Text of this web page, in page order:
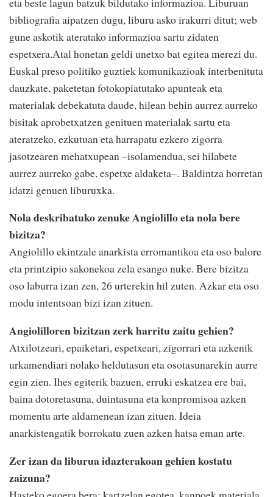
bibliografia aipatzen dugu, liburu asko irakurri ditut; web
gune askotik ateratako informazioa sartu zidaten
espetxera.Atal honetan geldi unetxo bat egitea merezi du.
Euskal preso politiko guztiek komunikazioak interbenituta
dauzkate, paketetan fotokopiatutako apunteak eta
materialak debekatuta daude, hilean behin aurrez aurreko
bisitak aprobetxatzen genituen materialak sartu eta
ateratzeko, ezkutuan eta harrapatu ezkero zigorra
jasotzearen mehatxupean –isolamendua, sei hilabete
aurrez aurreko gabe, espetxe aldaketa–. Baldintza horretan
idatzi genuen liburuxka.
Nola deskribatuko zenuke Angiolillo eta nola bere
bizitza?
Angiolillo ekintzale anarkista erromantikoa eta oso balore
eta printzipio sakonekoa zela esango nuke. Bere bizitza
oso laburra izan zen, 26 urterekin hil zuten. Azkar eta oso
modu intentsoan bizi izan zituen.
Angiolilloren bizitzan zerk harritu zaitu gehien?
Atxilotzeari, epaiketari, espetxeari, zigorrari eta azkenik
urkamendiari nolako heldutasun eta osotasunarekin aurre
egin zien. Ihes egiterik bazuen, erruki eskatzea ere bai,
baina dotoretasuna, duintasuna eta konpromisoa azken
momentu arte aldamenean izan zituen. Ideia
anarkistengatik borrokatu zuen azken hatsa eman arte.
Zer izan da liburua idazterakoan gehien kostatu
zaizuna?